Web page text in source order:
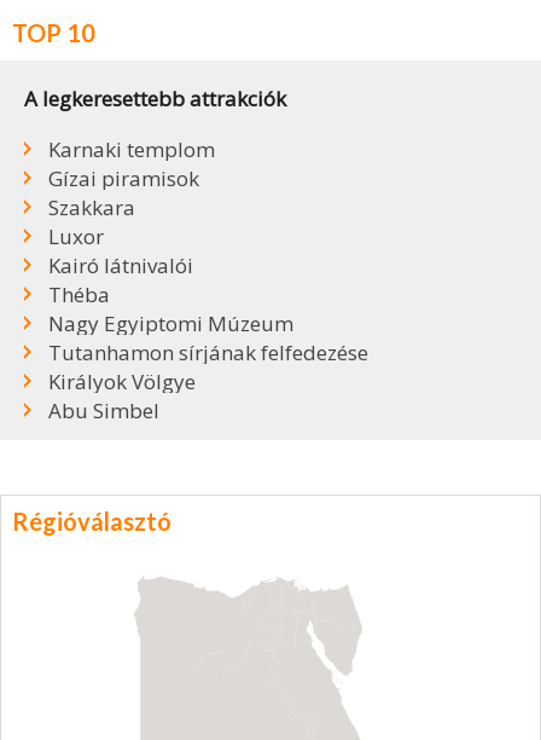
TOP 10
A legkeresettebb attrakciók
Karnaki templom
Gízai piramisok
Szakkara
Luxor
Kairó látnivalói
Théba
Nagy Egyiptomi Múzeum
Tutanhamon sírjának felfedezése
Királyok Völgye
Abu Simbel
Régióválasztó